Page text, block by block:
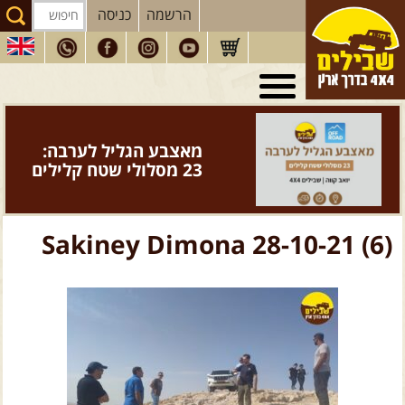
הרשמה כניסה
טיולי 4X4
בארץ
מסעות בעולם
טיוליםלרכב פנאי
הדרכותנהיגה
המדריכים שלנו
הירשמו לניוזלטר שבילים
הבלוג של יואב קווה
פודקאסט ג'יפאות
מאצבע הגליל לערבה:
23 מסלולי שטח קלילים
Sakiney Dimona 28-10-21 (6)